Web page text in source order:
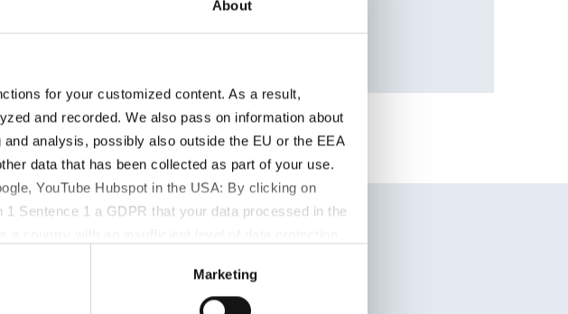
About
for your customized content. As a result,
and recorded. We also pass on information about
analysis, possibly also outside the EU or the EEA
data that has been collected as part of your use.
YouTube Hubspot in the USA: By clicking on
Sentence 1 a GDPR that your data processed in the
You can find more information about the cookies
information/consent.
Marketing
N° HS: 21069098